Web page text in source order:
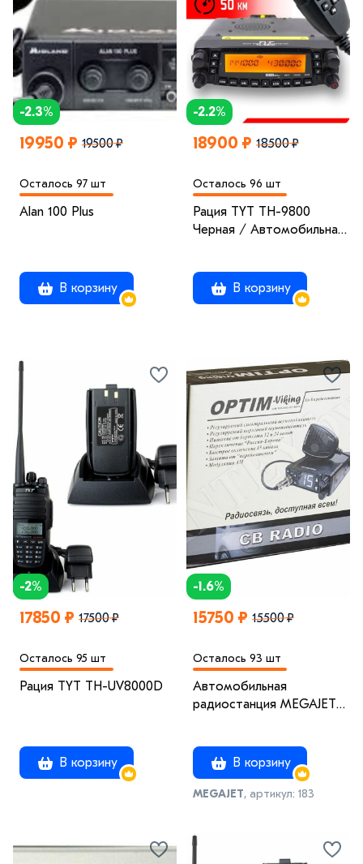
-2.3%
19950 ₽ 19500 ₽
Осталось 97 шт
Alan 100 Plus
В корзину
-2.2%
18900 ₽ 18500 ₽
Осталось 96 шт
Рация TYT TH-9800
Черная / Автомобильная
В корзину
-2%
17850 ₽ 17500 ₽
Осталось 95 шт
Рация TYT TH-UV8000D
В корзину
-1.6%
15750 ₽ 15500 ₽
Осталось 93 шт
Автомобильная
радиостанция MEGAJET
В корзину
MEGAJET, артикул: 183